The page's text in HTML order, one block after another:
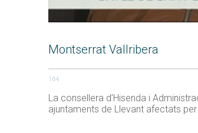
Montserrat Vallribera
164
La consellera d’Hisenda i
ajuntaments de Llevant afectats per